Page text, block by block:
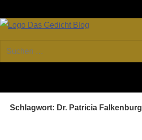
Inhalt
GEDICHT
Forum
von
Suchen
nach:
Schlagwort: Dr. Patricia Falkenburg